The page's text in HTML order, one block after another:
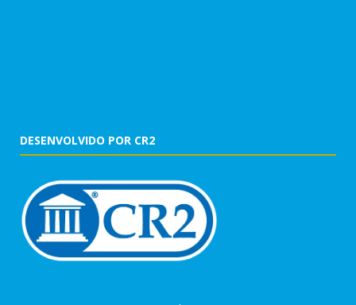
DESENVOLVIDO POR CR2